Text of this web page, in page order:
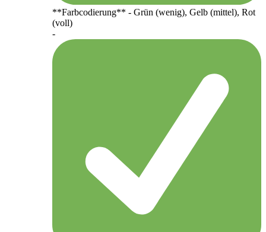
**Farbcodierung** - Grün (wenig), Gelb (mittel), Rot
(voll)
-